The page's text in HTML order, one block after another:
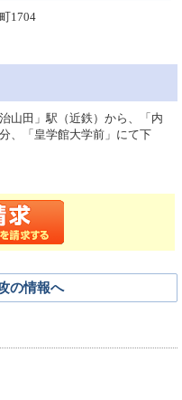
1704
山田」駅（近鉄）から、「内
、「皇学館大学前」にて下
の情報へ